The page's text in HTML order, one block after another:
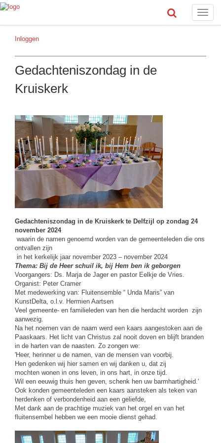
Toggle
Inloggen
Gedachteniszondag in de
Kruiskerk
Gedachteniszondag in de Kruiskerk te Delfzijl op zondag 24
november 2024
waarin de namen genoemd worden van de gemeenteleden die ons
ontvallen zijn
in het kerkelijk jaar november 2023 – november 2024
Thema: Bij de Heer schuil ik, bij Hem ben ik geborgen
Voorgangers: Ds. Marja de Jager en pastor Eelkje de Vries.
Organist: Peter Cramer
Met medewerking van: Fluitensemble “ Unda Maris” van
KunstDelta, o.l.v. Hermien Aartsen
Veel gemeente- en familieleden van hen die herdacht worden zijn
aanwezig.
Na het noemen van de naam werd een kaars aangestoken aan de
Paaskaars. Het licht van Christus zal nooit doven en blijft branden
in de harten van de naasten. Zo zongen we:
'Heer, herinner u de namen, van de mensen van voorbij.
Hen gedenken wij hier samen en wij danken u, dat zij
mochten wonen in ons leven, in ons hart, in onze tijd.
Wil een eeuwig thuis hen geven, schenk hen uw barmhartigheid.'
Ook konden gemeenteleden een kaars aansteken als teken van
herdenken of verbondenheid aan een geliefde,
Met dank aan de prachtige muziek van het orgel en van het
fluitensembel hebben we een mooie dienst gehad.